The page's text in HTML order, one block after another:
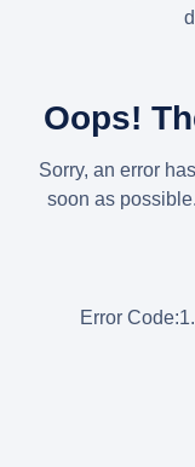
Oops!
Sorry, an error
soon as
Error